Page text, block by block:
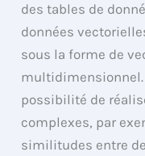
des tables de
données
sous la forme de
multidimensionnel.
possibilité de
complexes, par
similitudes entre